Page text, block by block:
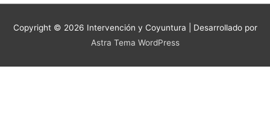
Copyright © 2026 Intervención y Coyuntura | Desarrollado por
Astra Tema WordPress